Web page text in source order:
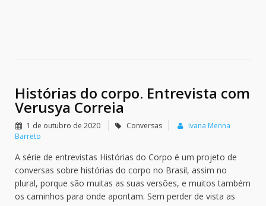
Histórias do corpo. Entrevista com
Verusya Correia
1 de outubro de 2020 Conversas
Ivana Menna
Barreto
A série de entrevistas Histórias do Corpo é um projeto de
conversas sobre histórias do corpo no Brasil, assim no
plural, porque são muitas as suas versões, e muitos também
os caminhos para onde apontam. Sem perder de vista as